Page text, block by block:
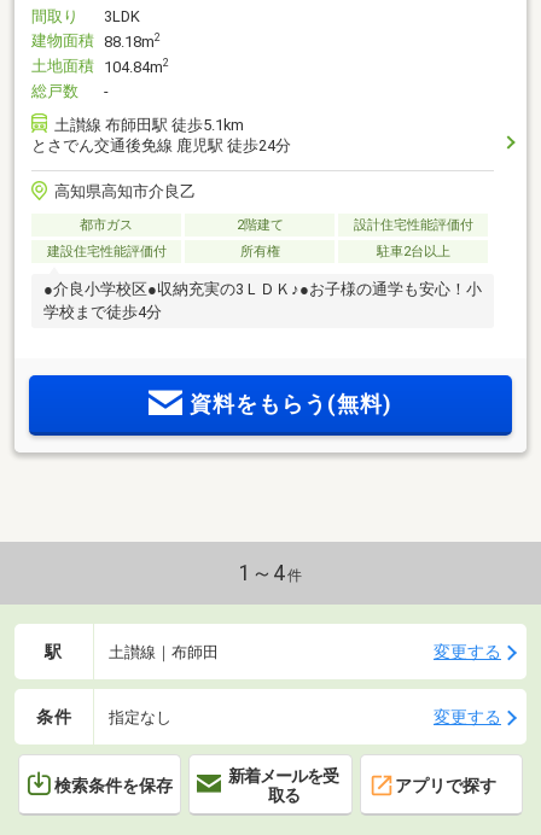
間取り
3LDK
建物面積 88.18m2
土地面積 104.84m2
総戸数
-
土讃線 布師田駅 徒歩5.1km
とさでん交通後免線 鹿児駅 徒歩24分
高知県高知市介良乙
都市ガス 2階建て
設計住宅性能評価付
建設住宅性能評価付
所有権 駐車2台以上
●介良小学校区●収納充実の3ＬＤＫ♪●お子様の通学も安心！小
学校まで徒歩4分
資料をもらう(無料)
1～4件
駅 土讃線｜布師田 変更する
条件 指定なし 変更する
検索条件を保存
新着メールを受
取る
アプリで探す